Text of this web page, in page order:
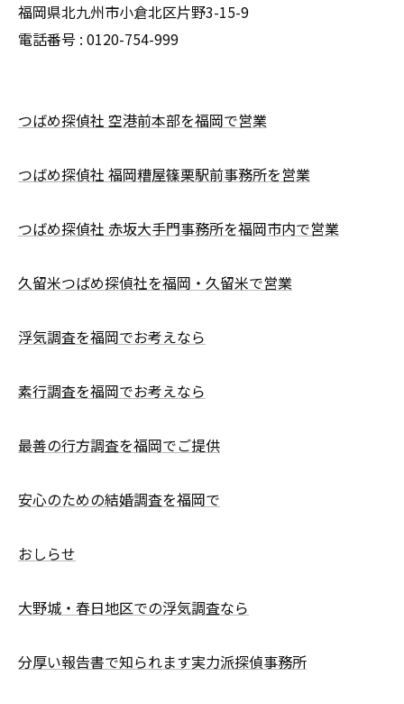
福岡県北九州市小倉北区片野3-15-9
電話番号 : 0120-754-999
つばめ探偵社 空港前本部を福岡で営業
つばめ探偵社 福岡糟屋篠栗駅前事務所を営業
つばめ探偵社 赤坂大手門事務所を福岡市内で営業
久留米つばめ探偵社を福岡・久留米で営業
浮気調査を福岡でお考えなら
素行調査を福岡でお考えなら
最善の行方調査を福岡でご提供
安心のための結婚調査を福岡で
おしらせ
大野城・春日地区での浮気調査なら
分厚い報告書で知られます実力派探偵事務所